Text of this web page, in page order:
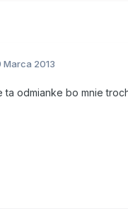
Marca 2013
ta odmianke bo mnie